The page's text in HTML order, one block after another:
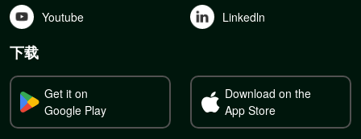
Youtube Linkedln
下载
Get it on
Google Play
Download on the
App Store